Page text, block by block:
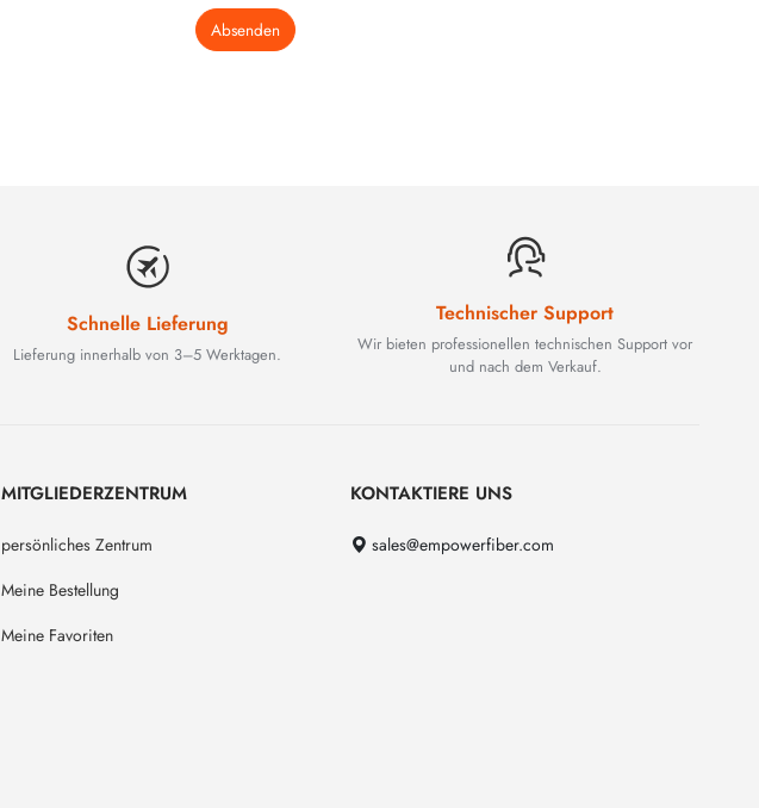
Absenden
Schnelle Lieferung
Lieferung innerhalb von 3–5 Werktagen.
Technischer Support
Wir bieten professionellen technischen Support vor
und nach dem Verkauf.
MITGLIEDERZENTRUM
persönliches Zentrum
Meine Bestellung
Meine Favoriten
KONTAKTIERE UNS
sales@empowerfiber.com